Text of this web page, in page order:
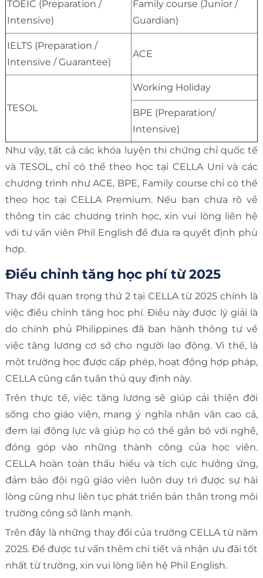
TOEIC (Preparation /
Intensive)
Family course (Junior /
Guardian)
IELTS (Preparation /
Intensive / Guarantee)
ACE
TESOL
Working Holiday
BPE (Preparation/
Intensive)
Như vậy, tất cả các khóa luyện thi chứng chỉ quốc tế
và TESOL, chỉ có thể theo học tại CELLA Uni và các
chương trình như ACE, BPE, Family course chỉ có thể
theo học tại CELLA Premium. Nếu bạn chưa rõ về
thông tin các chương trình học, xin vui lòng liên hệ
với tư vấn viên Phil English để đưa ra quyết định phù
hợp.
Điều chỉnh tăng học phí từ 2025
Thay đổi quan trọng thứ 2 tại CELLA từ 2025 chính là
việc điều chỉnh tăng học phí. Điều này được lý giải là
do chính phủ Philippines đã ban hành thông tư về
việc tăng lương cơ sở cho người lao động. Vì thế, là
một trường học được cấp phép, hoạt động hợp pháp,
CELLA cũng cần tuân thủ quy định này.
Trên thực tế, việc tăng lương sẽ giúp cải thiện đời
sống cho giáo viên, mang ý nghĩa nhân văn cao cả,
đem lại động lực và giúp họ có thể gắn bó với nghề,
đóng góp vào những thành công của học viên.
CELLA hoàn toàn thấu hiểu và tích cực hưởng ứng,
đảm bảo đội ngũ giáo viên luôn duy trì được sự hài
lòng cũng như liên tục phát triển bản thân trong môi
trường công sở lành mạnh.
Trên đây là những thay đổi của trường CELLA từ năm
2025. Để được tư vấn thêm chi tiết và nhận ưu đãi tốt
nhất từ trường, xin vui lòng liên hệ Phil English.